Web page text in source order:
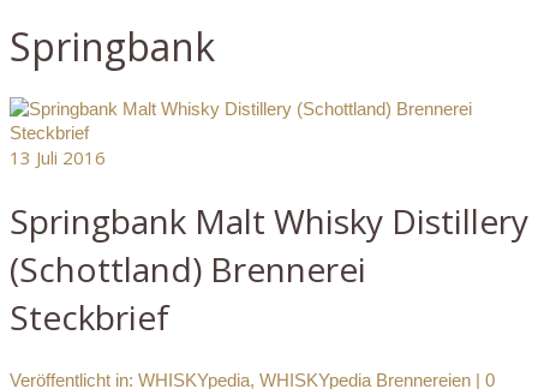
Springbank
13 Juli 2016
Springbank Malt Whisky Distillery
(Schottland) Brennerei
Steckbrief
Veröffentlicht in: WHISKYpedia, WHISKYpedia Brennereien | 0